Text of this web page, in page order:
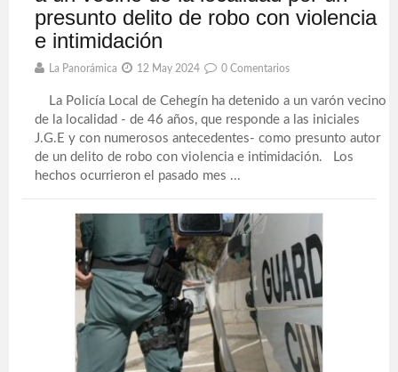
presunto delito de robo con violencia
e intimidación
La Panorámica 12 May 2024 0 Comentarios
La Policía Local de Cehegín ha detenido a un varón vecino
de la localidad - de 46 años, que responde a las iniciales
J.G.E y con numerosos antecedentes- como presunto autor
de un delito de robo con violencia e intimidación. Los
hechos ocurrieron el pasado mes ...